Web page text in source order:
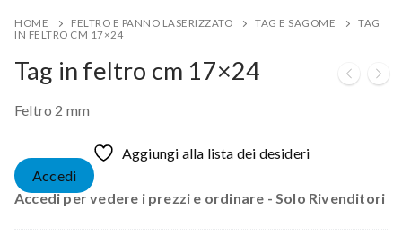
HOME FELTRO E PANNO LASERIZZATO TAG E SAGOME
TAG
IN FELTRO CM 17×24
Tag in feltro cm 17×24
Feltro 2 mm
Aggiungi alla lista dei desideri
Accedi
Accedi per vedere i prezzi e ordinare - Solo Rivenditori